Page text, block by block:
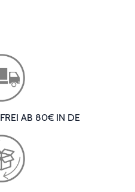
AB 80€ IN DE